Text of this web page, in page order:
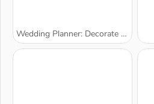
Wedding Planner: Decorate the Perfect Wedding